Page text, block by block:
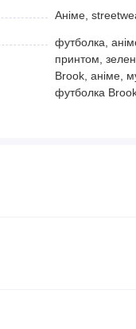
Аніме,
футболка,
принтом,
Brook, аніме,
футболка